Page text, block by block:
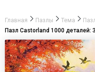
Главная Пазлы Тема
Пазл Castorland 1000 деталей: